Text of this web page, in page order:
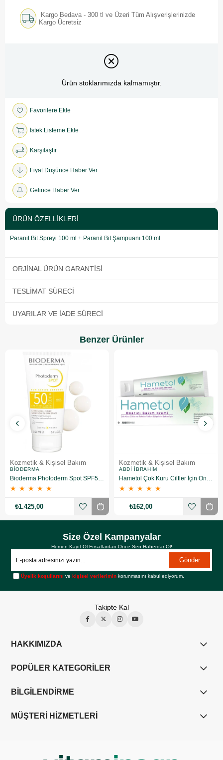
Kargo Bedava - 300 tl ve Üzeri Tüm Alışverişlerinizde
Kargo Ücretsiz
Ürün stoklarımızda kalmamıştır.
Favorilere Ekle
İstek Listeme Ekle
Karşılaştır
Fiyat Düşünce Haber Ver
Gelince Haber Ver
ÜRÜN ÖZELLIKLERI
Paranit Bit Spreyi 100 ml + Paranit Bit Şampuanı 100 ml
ORJINAL ÜRÜN GARANTISI
TESLIMAT SÜRECI
UYARILAR VE İADE SÜRECI
Benzer Ürünler
Kozmetik & Kişisel Bakım
BIODERMA
★ ★ ★ ★ ★
₺1.425,00
Kozmetik & Kişisel Bakım
ABDI İBRAHIM
★ ★ ★ ★ ★
₺162,00
Size Özel Kampanyalar
Hemen Kayıt Ol Fırsatlardan Önce Sen Haberdar Ol!
Gönder
Üyelik koşullarını vekişisel verilerimin korunmasını kabul ediyorum.
Takipte Kal
HAKKIMIZDA
POPÜLER KATEGORİLER
BİLGİLENDİRME
MÜŞTERİ HİZMETLERİ